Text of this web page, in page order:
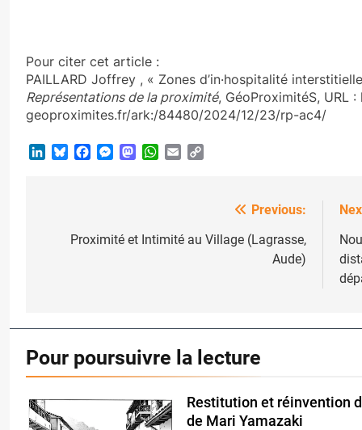
Pour citer cet article :
PAILLARD Joffrey , « Zones d’in·hospitalité
Représentations de la proximité, GéoProximitéS, URL
geoproximites.fr/ark:/84480/2024/12/23/rp-ac4/
LinkedInBlueskyFacebook
Messenger
Mastodon
WhatsApp
Email
navigation
Previous:
Proximité et Intimité au Village (Lagrasse,
Aude)
Pour poursuivre la lecture
Restitution et réinvention
de Mari Yamazaki